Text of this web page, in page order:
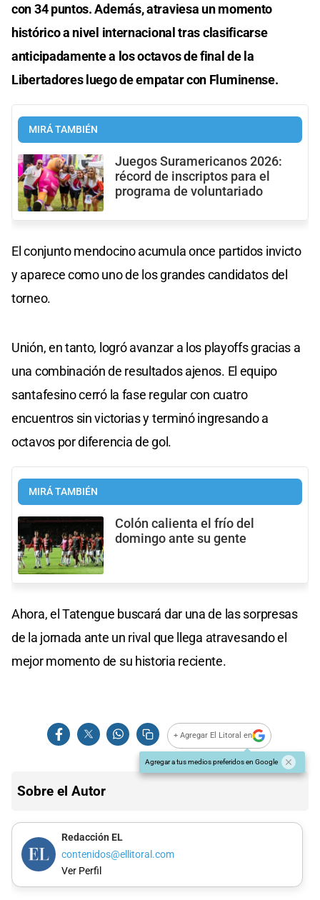
con 34 puntos. Además, atraviesa un momento
histórico a nivel internacional tras clasificarse
anticipadamente a los octavos de final de la
Libertadores luego de empatar con Fluminense.
MIRÁ TAMBIÉN
Juegos Suramericanos 2026:
récord de inscriptos para el
programa de voluntariado
El conjunto mendocino acumula once partidos invicto
y aparece como uno de los grandes candidatos del
torneo.
Unión, en tanto, logró avanzar a los playoffs gracias a
una combinación de resultados ajenos. El equipo
santafesino cerró la fase regular con cuatro
encuentros sin victorias y terminó ingresando a
octavos por diferencia de gol.
MIRÁ TAMBIÉN
Colón calienta el frío del
domingo ante su gente
Ahora, el Tatengue buscará dar una de las sorpresas
de la jornada ante un rival que llega atravesando el
mejor momento de su historia reciente.
+ Agregar El Litoral en
Agregar a tus medios preferidos en Google
Sobre el Autor
Redacción EL
contenidos@ellitoral.com
Ver Perfil